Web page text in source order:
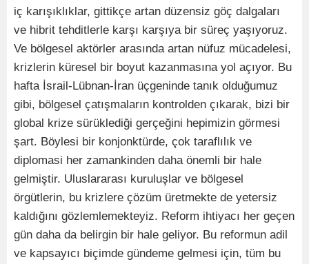
iç karışıklıklar, gittikçe artan düzensiz göç dalgaları
ve hibrit tehditlerle karşı karşıya bir süreç yaşıyoruz.
Ve bölgesel aktörler arasında artan nüfuz mücadelesi,
krizlerin küresel bir boyut kazanmasına yol açıyor. Bu
hafta İsrail-Lübnan-İran üçgeninde tanık olduğumuz
gibi, bölgesel çatışmaların kontrolden çıkarak, bizi bir
global krize sürüklediği gerçeğini hepimizin görmesi
şart. Böylesi bir konjonktürde, çok taraflılık ve
diplomasi her zamankinden daha önemli bir hale
gelmiştir. Uluslararası kuruluşlar ve bölgesel
örgütlerin, bu krizlere çözüm üretmekte de yetersiz
kaldığını gözlemlemekteyiz. Reform ihtiyacı her geçen
gün daha da belirgin bir hale geliyor. Bu reformun adil
ve kapsayıcı biçimde gündeme gelmesi için, tüm bu